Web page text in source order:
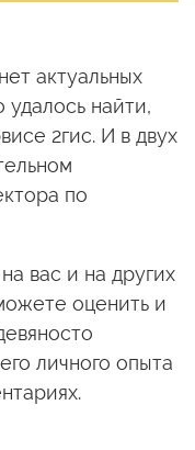
актуальных
удалось найти,
2гис. И в двух
по
вас и на других
оценить и
личного опыта